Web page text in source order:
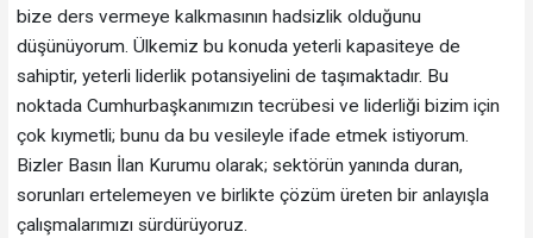
bize ders vermeye kalkmasının hadsizlik olduğunu
düşünüyorum. Ülkemiz bu konuda yeterli kapasiteye de
sahiptir, yeterli liderlik potansiyelini de taşımaktadır. Bu
noktada Cumhurbaşkanımızın tecrübesi ve liderliği bizim için
çok kıymetli; bunu da bu vesileyle ifade etmek istiyorum.
Bizler Basın İlan Kurumu olarak; sektörün yanında duran,
sorunları ertelemeyen ve birlikte çözüm üreten bir anlayışla
çalışmalarımızı sürdürüyoruz.